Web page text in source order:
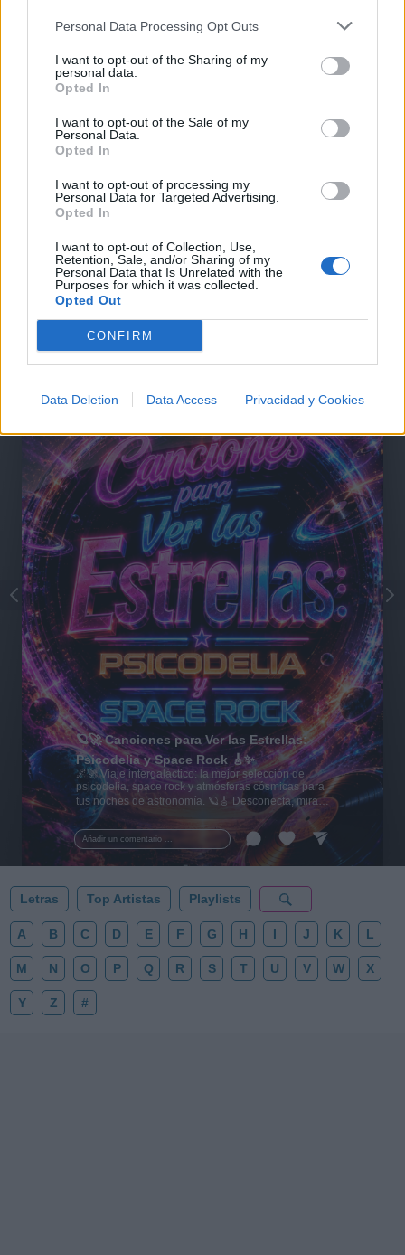
Personal Data Processing Opt Outs
I want to opt-out of the Sharing of my
personal data.
Opted In
I want to opt-out of the Sale of my
Personal Data.
Opted In
I want to opt-out of processing my
Personal Data for Targeted Advertising.
Opted In
I want to opt-out of Collection, Use,
Retention, Sale, and/or Sharing of my
Personal Data that Is Unrelated with the
Purposes for which it was collected.
Opted Out
CONFIRM
Data Deletion Data Access Privacidad y Cookies
Ver perfil
@musicapuntocom Ver perfil
Añadir un comentario ...
🪐🚀 Canciones para Ver las Estrellas:
Psicodelia y Space Rock 🎸✨
🌌🚀 Viaje intergaláctico: la mejor selección de
psicodelia, space rock y atmósferas cósmicas para
tus noches de astronomía. 🪐🎸 Desconecta, mira
al firmamento y siente la gravedad cero. 💾 ¡Guarda
esta colección para tu próxima noche estrellada!
✨⭐
Letras Top Artistas Playlists
A B C D E F G H I J K L
M N O P Q R S T U V W X
Y Z #